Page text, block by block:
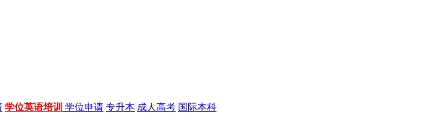
学位英语培训 学位申请 专升本 成人高考 国际本科